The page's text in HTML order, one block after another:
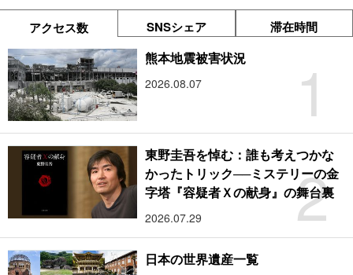
アクセス数 SNSシェア 滞在時間
1
熊本地震被害状況
2026.08.07
2
東野圭吾を悼む：誰も考えつかな
かったトリック──ミステリーの金
字塔『容疑者Ｘの献身』の舞台裏
2026.07.29
日本の世界遺産一覧